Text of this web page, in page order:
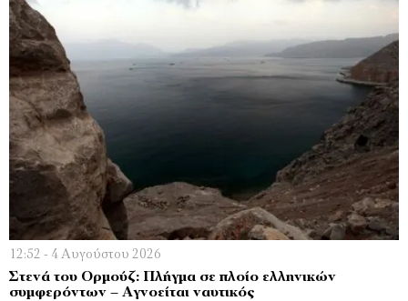
12:52 - 4 Αυγούστου 2026
Στενά του Ορμούζ: Πλήγμα σε πλοίο ελληνικών
συμφερόντων – Αγνοείται ναυτικός